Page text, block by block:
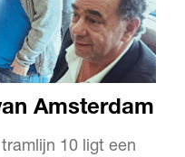
twaalfde man van Amsterdam
10 ligt een